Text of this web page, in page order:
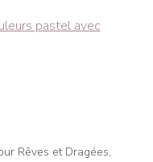
pastel avec
Rêves et Dragées,